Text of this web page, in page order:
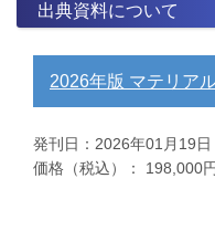
出典資料について
2026年版 マテリア
発刊日：2026年01月19
価格（税込）： 198,000